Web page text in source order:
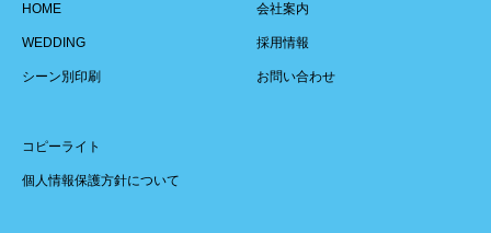
HOME
WEDDING
シーン別印刷
会社案内
採用情報
お問い合わせ
コピーライト
個人情報保護方針について